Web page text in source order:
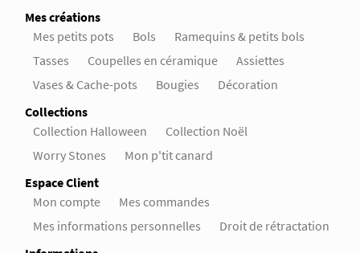
Mes créations
Mes petits pots
Bols
Ramequins & petits bols
Tasses
Coupelles en céramique
Assiettes
Vases & Cache-pots
Bougies
Décoration
Collections
Collection Halloween
Collection Noël
Worry Stones
Mon p'tit canard
Espace Client
Mon compte
Mes commandes
Mes informations personnelles
Droit de rétractation